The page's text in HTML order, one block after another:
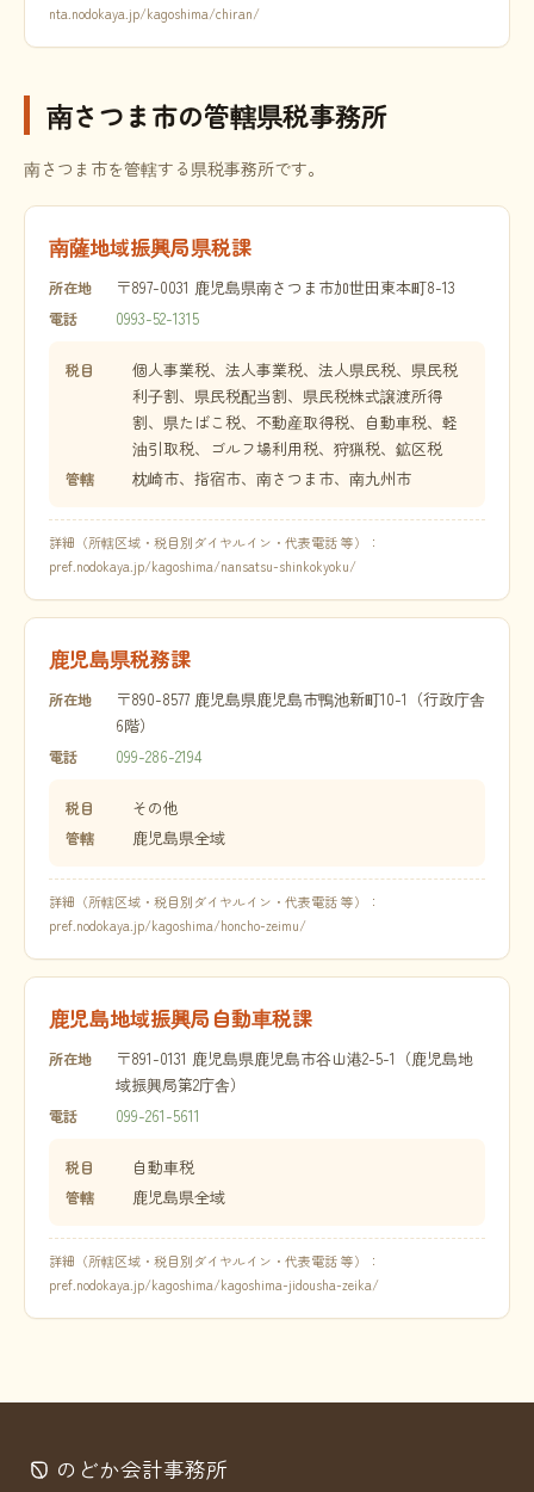
nta.nodokaya.jp/kagoshima/chiran/
南さつま市の管轄県税事務所
南さつま市を管轄する県税事務所です。
南薩地域振興局県税課
所在地 〒897-0031 鹿児島県南さつま市加世田東本町8-13
電話 0993-52-1315
税目
個人事業税、法人事業税、法人県民税、県民税
利子割、県民税配当割、県民税株式譲渡所得
割、県たばこ税、不動産取得税、自動車税、軽
油引取税、ゴルフ場利用税、狩猟税、鉱区税
管轄 枕崎市、指宿市、南さつま市、南九州市
詳細（所轄区域・税目別ダイヤルイン・代表電話 等）：
pref.nodokaya.jp/kagoshima/nansatsu-shinkokyoku/
鹿児島県税務課
所在地
〒890-8577 鹿児島県鹿児島市鴨池新町10-1（行政庁舎
6階）
電話 099-286-2194
税目 その他
管轄 鹿児島県全域
詳細（所轄区域・税目別ダイヤルイン・代表電話 等）：
pref.nodokaya.jp/kagoshima/honcho-zeimu/
鹿児島地域振興局自動車税課
所在地
〒891-0131 鹿児島県鹿児島市谷山港2-5-1（鹿児島地
域振興局第2庁舎）
電話 099-261-5611
税目 自動車税
管轄 鹿児島県全域
詳細（所轄区域・税目別ダイヤルイン・代表電話 等）：
pref.nodokaya.jp/kagoshima/kagoshima-jidousha-zeika/
のどか会計事務所